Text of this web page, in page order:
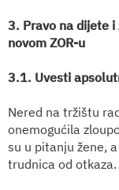
3. Pravo na dijete
novom ZOR-u
3.1. Uvesti
Nered na tržištu
onemogućila
su u pitanju žene,
trudnica od otkaza.